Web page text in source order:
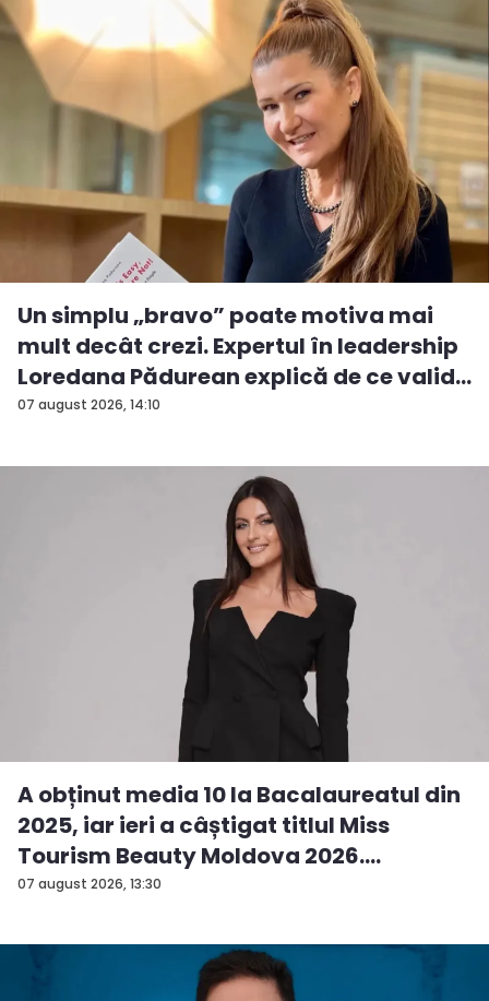
07 august 2026, 14:10
Un simplu „bravo” poate motiva mai
mult decât crezi. Expertul în leadership
Loredana Pădurean explică de ce valid...
07 august 2026, 13:30
A obținut media 10 la Bacalaureatul din
2025, iar ieri a câștigat titlul Miss
Tourism Beauty Moldova 2026.
Andreea...